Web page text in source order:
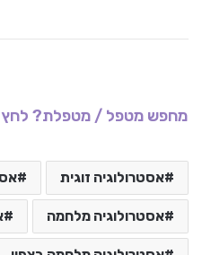
מחפש מטפל / מטפלת? לחץ
אסטרולוגיה זוגית
אסטרולוגיה מלחמה